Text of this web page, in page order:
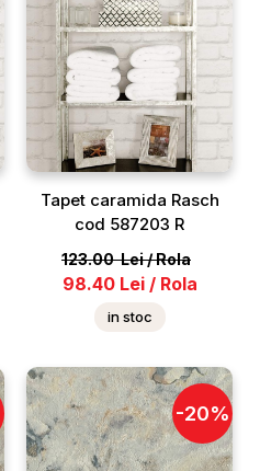
Tapet caramida Rasch
cod 587203 R
123.00 Lei/Rola
98.40 Lei / Rola
in stoc
-20%